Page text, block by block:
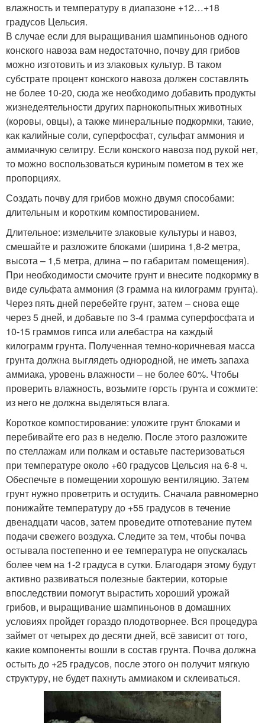
влажность и температуру в диапазоне +12…+18
градусов Цельсия.
В случае если для выращивания шампиньонов одного
конского навоза вам недостаточно, почву для грибов
можно изготовить и из злаковых культур. В таком
субстрате процент конского навоза должен составлять
не более 10-20, сюда же необходимо добавить продукты
жизнедеятельности других парнокопытных животных
(коровы, овцы), а также минеральные подкормки, такие,
как калийные соли, суперфосфат, сульфат аммония и
аммиачную селитру. Если конского навоза под рукой нет,
то можно воспользоваться куриным пометом в тех же
пропорциях.
Создать почву для грибов можно двумя способами:
длительным и коротким компостированием.
Длительное: измельчите злаковые культуры и навоз,
смешайте и разложите блоками (ширина 1,8-2 метра,
высота – 1,5 метра, длина – по габаритам помещения).
При необходимости смочите грунт и внесите подкормку в
виде сульфата аммония (3 грамма на килограмм грунта).
Через пять дней перебейте грунт, затем – снова еще
через 5 дней, и добавьте по 3-4 грамма суперфосфата и
10-15 граммов гипса или алебастра на каждый
килограмм грунта. Полученная темно-коричневая масса
грунта должна выглядеть однородной, не иметь запаха
аммиака, уровень влажности – не более 60%. Чтобы
проверить влажность, возьмите горсть грунта и сожмите:
из него не должна выделяться влага.
Короткое компостирование: уложите грунт блоками и
перебивайте его раз в неделю. После этого разложите
по стеллажам или полкам и оставьте пастеризоваться
при температуре около +60 градусов Цельсия на 6-8 ч.
Обеспечьте в помещении хорошую вентиляцию. Затем
грунт нужно проветрить и остудить. Сначала равномерно
понижайте температуру до +55 градусов в течение
двенадцати часов, затем проведите отпотевание путем
подачи свежего воздуха. Следите за тем, чтобы почва
остывала постепенно и ее температура не опускалась
более чем на 1-2 градуса в сутки. Благодаря этому будут
активно развиваться полезные бактерии, которые
впоследствии помогут вырастить хороший урожай
грибов, и выращивание шампиньонов в домашних
условиях пройдет гораздо плодотворнее. Вся процедура
займет от четырех до десяти дней, всё зависит от того,
какие компоненты вошли в состав грунта. Почва должна
остыть до +25 градусов, после этого он получит мягкую
структуру, не будет пахнуть аммиаком и склеиваться.